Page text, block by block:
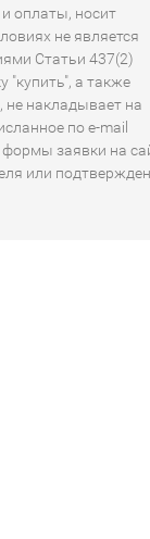
оплаты, носит
не является
Статьи 437(2)
"купить", а также
не накладывает на
по e-mail
заявки на
или